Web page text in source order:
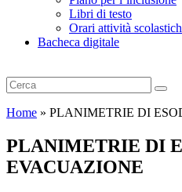
Libri di testo
Orari attività
Bacheca digitale
Home » PLANIMETRIE DI
PLANIMETRIE DI
EVACUAZIONE